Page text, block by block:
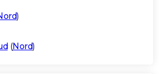
)
(Nord)